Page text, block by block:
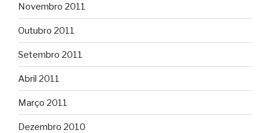
Novembro 2011
Outubro 2011
Setembro 2011
Abril 2011
Março 2011
Dezembro 2010